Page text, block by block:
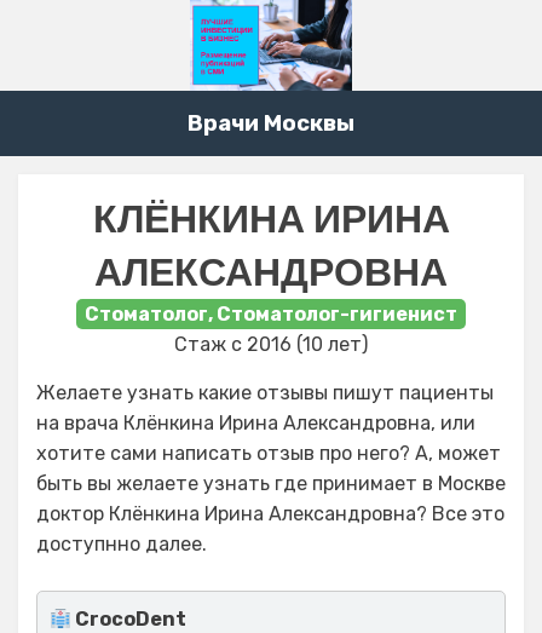
Врачи Москвы
КЛЁНКИНА ИРИНА
АЛЕКСАНДРОВНА
Стоматолог, Стоматолог-гигиенист
Стаж с 2016 (10 лет)
Желаете узнать какие отзывы пишут пациенты
на врача Клёнкина Ирина Александровна, или
хотите сами написать отзыв про него? А, может
быть вы желаете узнать где принимает в Москве
доктор Клёнкина Ирина Александровна? Все это
доступнно далее.
CrocoDent